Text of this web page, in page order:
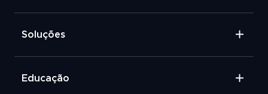
Soluções
Educação